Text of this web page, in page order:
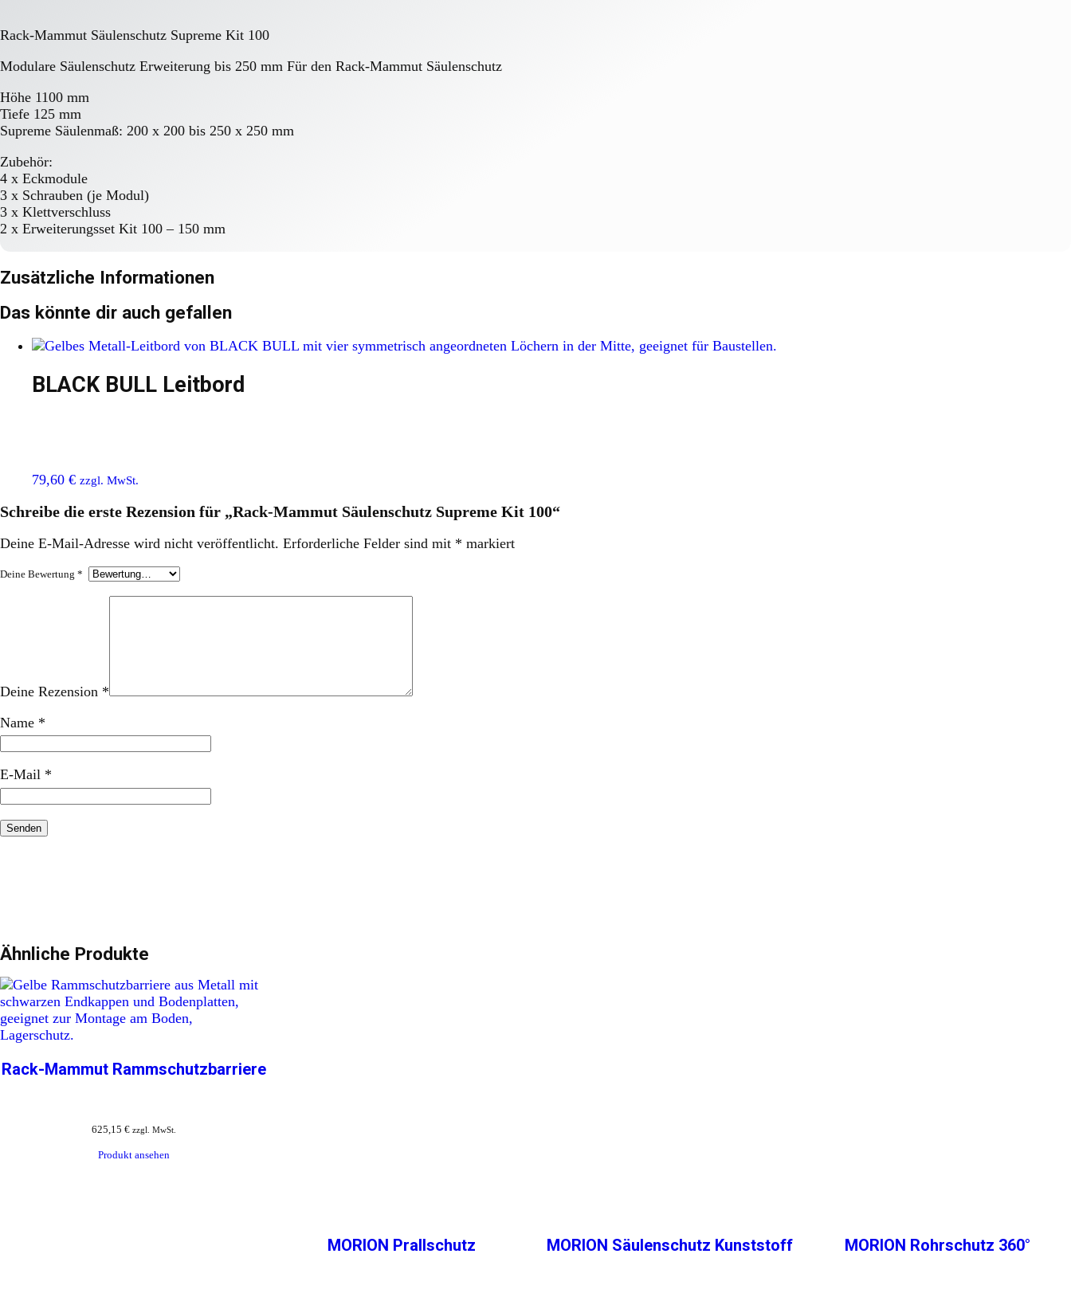
Rack-Mammut Säulenschutz Supreme Kit 100
Modulare Säulenschutz Erweiterung bis 250 mm Für den Rack-Mammut Säulenschutz
Höhe 1100 mm
Tiefe 125 mm
Supreme Säulenmaß: 200 x 200 bis 250 x 250 mm
Zubehör:
4 x Eckmodule
3 x Schrauben (je Modul)
3 x Klettverschluss
2 x Erweiterungsset Kit 100 – 150 mm
Zusätzliche Informationen
Das könnte dir auch gefallen
BLACK BULL Leitbord
79,60 € zzgl. MwSt.
Schreibe die erste Rezension für „Rack-Mammut Säulenschutz Supreme Kit 100“
Deine E-Mail-Adresse wird nicht veröffentlicht. Erforderliche Felder sind mit * markiert
Deine Bewertung *
Deine Rezension *
Name *
E-Mail *
Ähnliche Produkte
Rack-Mammut Rammschutzbarriere
625,15 € zzgl. MwSt.
Produkt ansehen
MORION Prallschutz MORION Säulenschutz Kunststoff MORION Rohrschutz 360°